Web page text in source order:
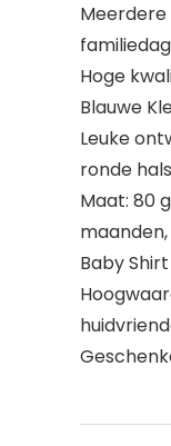
Hoge
Blauwe
Leuke
ronde
Maat: 80
Baby